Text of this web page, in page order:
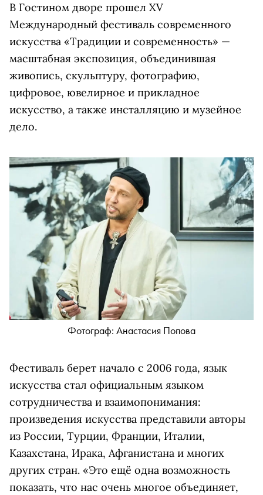
В Гостином дворе прошел XV
Международный фестиваль современного
искусства «Традиции и современность» —
масштабная экспозиция, объединившая
живопись, скульптуру, фотографию,
цифровое, ювелирное и прикладное
искусство, а также инсталляцию и музейное
дело.
Фотограф: Анастасия Попова
Фестиваль берет начало с 2006 года, язык
искусства стал официальным языком
сотрудничества и взаимопонимания:
произведения искусства представили авторы
из России, Турции, Франции, Италии,
Казахстана, Ирака, Афганистана и многих
других стран. «Это ещё одна возможность
показать, что нас очень многое объединяет,